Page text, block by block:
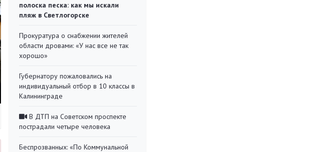
полоска песка: как мы искали
пляж в Светлогорске
Прокуратура о снабжении жителей
области дровами: «У нас все не так
хорошо»
Губернатору пожаловались на
индивидуальный отбор в 10 классы в
Калининграде
В ДТП на Советском проспекте
пострадали четыре человека
Беспрозванных: «По Коммунальной